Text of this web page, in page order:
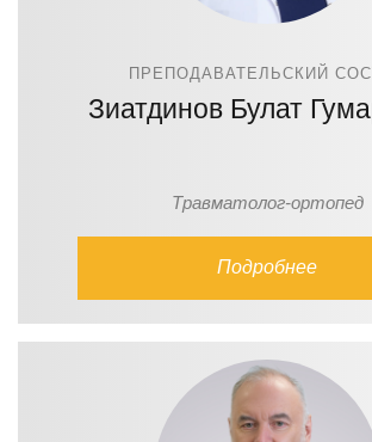
ПРЕПОДАВАТЕЛЬСКИЙ
Зиатдинов Булат
Травматолог-ортопед
Подробнее